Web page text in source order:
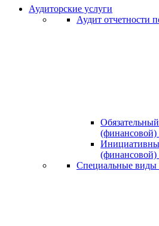
Аудиторские услуги
Аудит отчетности
Обязательный
(финансовой)
(финансовой)
Специальные виды